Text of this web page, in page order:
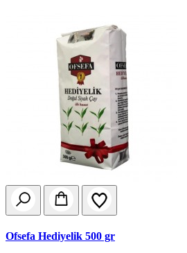
Ofsefa Hediyelik 500 gr